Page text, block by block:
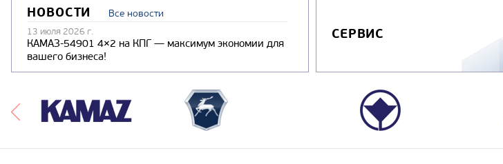
НОВОСТИ Все новости
13 июля 2026 г.
КАМАЗ-54901 4×2 на КПГ — максимум экономии для
вашего бизнеса!
СЕРВИС